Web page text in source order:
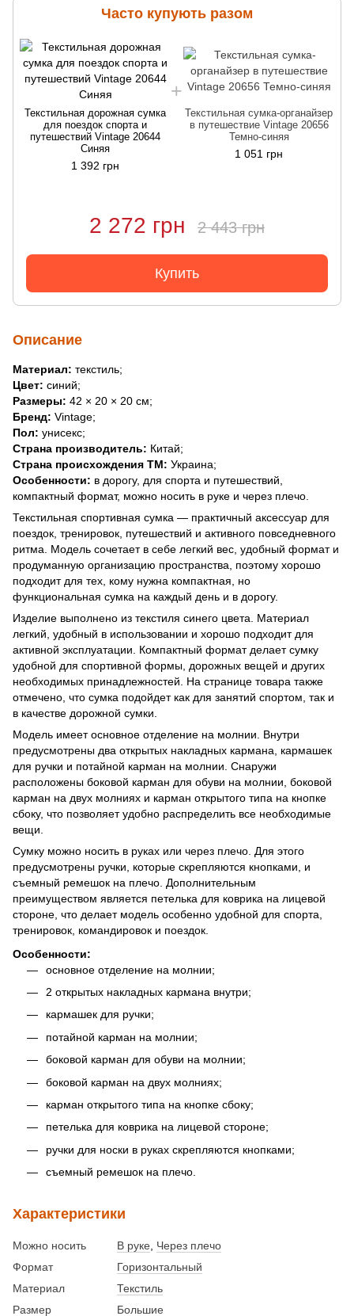
Часто купують разом
Текстильная дорожная сумка
для поездок спорта и
путешествий Vintage 20644
Синяя
1 392 грн
Текстильная сумка-органайзер
в путешествие Vintage 20656
Темно-синяя
1 051 грн
2 272 грн 2 443 грн
Купить
Описание
Материал: текстиль;
Цвет: синий;
Размеры: 42 × 20 × 20 см;
Бренд: Vintage;
Пол: унисекс;
Страна производитель: Китай;
Страна происхождения ТМ: Украина;
Особенности: в дорогу, для спорта и путешествий,
компактный формат, можно носить в руке и через плечо.
Текстильная спортивная сумка — практичный аксессуар для
поездок, тренировок, путешествий и активного повседневного
ритма. Модель сочетает в себе легкий вес, удобный формат и
продуманную организацию пространства, поэтому хорошо
подходит для тех, кому нужна компактная, но
функциональная сумка на каждый день и в дорогу.
Изделие выполнено из текстиля синего цвета. Материал
легкий, удобный в использовании и хорошо подходит для
активной эксплуатации. Компактный формат делает сумку
удобной для спортивной формы, дорожных вещей и других
необходимых принадлежностей. На странице товара также
отмечено, что сумка подойдет как для занятий спортом, так и
в качестве дорожной сумки.
Модель имеет основное отделение на молнии. Внутри
предусмотрены два открытых накладных кармана, кармашек
для ручки и потайной карман на молнии. Снаружи
расположены боковой карман для обуви на молнии, боковой
карман на двух молниях и карман открытого типа на кнопке
сбоку, что позволяет удобно распределить все необходимые
вещи.
Сумку можно носить в руках или через плечо. Для этого
предусмотрены ручки, которые скрепляются кнопками, и
съемный ремешок на плечо. Дополнительным
преимуществом является петелька для коврика на лицевой
стороне, что делает модель особенно удобной для спорта,
тренировок, командировок и поездок.
Особенности:
основное отделение на молнии;
2 открытых накладных кармана внутри;
кармашек для ручки;
потайной карман на молнии;
боковой карман для обуви на молнии;
боковой карман на двух молниях;
карман открытого типа на кнопке сбоку;
петелька для коврика на лицевой стороне;
ручки для носки в руках скрепляются кнопками;
съемный ремешок на плечо.
Характеристики
Можно носить В руке
Через плечо
Формат
Горизонтальный
Материал
Текстиль
Размер
Большие